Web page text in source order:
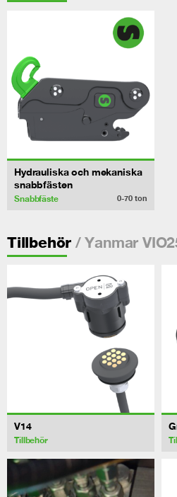
Hydrauliska och mekaniska
snabbfästen
Snabbfäste 0-70 ton
Tillbehör / Yanmar
V14
Tillbehör